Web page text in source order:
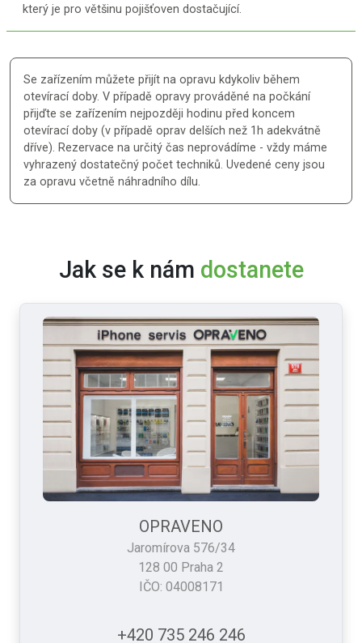
který je pro většinu pojišťoven dostačující.
Se zařízením můžete přijít na opravu kdykoliv během
otevírací doby. V případě opravy prováděné na počkání
přijďte se zařízením nejpozději hodinu před koncem
otevírací doby (v případě oprav delších než 1h adekvátně
dříve). Rezervace na určitý čas neprovádíme - vždy máme
vyhrazený dostatečný počet techniků. Uvedené ceny jsou
za opravu včetně náhradního dílu.
Jak se k nám dostanete
OPRAVENO
Jaromírova 576/34
128 00 Praha 2
IČO: 04008171
+420 735 246 246